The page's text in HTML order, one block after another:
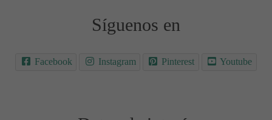
Síguenos en
Facebook Instagram Pinterest Youtube